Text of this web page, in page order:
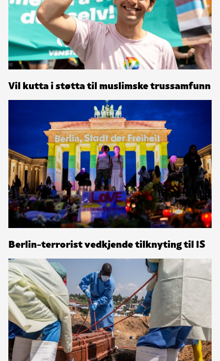
Vil kutta i støtta til muslimske trussamfunn
Berlin-terrorist vedkjende tilknyting til IS